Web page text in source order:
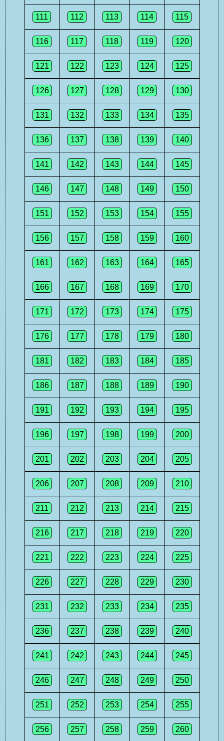
111 112 113 114 115
116 117 118 119 120
121 122 123 124 125
126 127 128 129 130
131 132 133 134 135
136 137 138 139 140
141 142 143 144 145
146 147 148 149 150
151 152 153 154 155
156 157 158 159 160
161 162 163 164 165
166 167 168 169 170
171 172 173 174 175
176 177 178 179 180
181 182 183 184 185
186 187 188 189 190
191 192 193 194 195
196 197 198 199 200
201 202 203 204 205
206 207 208 209 210
211 212 213 214 215
216 217 218 219 220
221 222 223 224 225
226 227 228 229 230
231 232 233 234 235
236 237 238 239 240
241 242 243 244 245
246 247 248 249 250
251 252 253 254 255
256 257 258 259 260